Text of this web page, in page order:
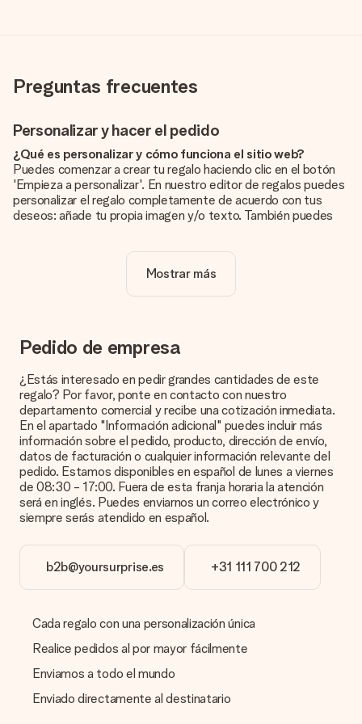
Preguntas frecuentes
Personalizar y hacer el pedido
¿Qué es personalizar y cómo funciona el sitio web?
Puedes comenzar a crear tu regalo haciendo clic en el botón
'Empieza a personalizar'. En nuestro editor de regalos puedes
personalizar el regalo completamente de acuerdo con tus
deseos: añade tu propia imagen y/o texto. También puedes
¿La personalización está incluida en el precio?
El precio que se muestra en el sitio web incluye la
¿Cómo puedo saber si mi imagen tiene la calidad
adecuada?
satisfecho con tu regalo. Por eso es importante utilizar fotos
de alta calidad. Si no estás seguro de la calidad de la imagen,
ponte en contacto con nuestro equipo de atención al cliente e
incluye la foto junto con el regalo que te interesa encargar.
Ellos podrán comprobar la calidad por ti.
¿Qué formatos puedo cargar?
Puedes carga archivos JPG y PNG en nuestro editor. ¿Es
esto demasiado técnico o tienes una imagen de un formato
diferente que te gustaría usar? Ponte en contacto con
encantados de ayudarte para que puedas crear el regalo que
deseas!
disponible?
¿Estás buscando un regalo específico o un regalo en un color
específico, pero no aparece en el sitio web? Ponte en
contacto con nuestro equipo de servicio al cliente; ¡Nos
encantará ayudarte!
¿Cómo agrego una tarjeta de regalo a mi obsequio? /
Mostrar más
Pedido de empresa
¿Estás interesado en pedir grandes cantidades de este
regalo? Por favor, ponte en contacto con nuestro
departamento comercial y recibe una cotización inmediata.
En el apartado "Información adicional" puedes incluir más
información sobre el pedido, producto, dirección de envío,
datos de facturación o cualquier información relevante del
pedido. Estamos disponibles en español de lunes a viernes
de 08:30 - 17:00. Fuera de esta franja horaria la atención
será en inglés. Puedes enviarnos un correo electrónico y
siempre serás atendido en español.
b2b@yoursurprise.es +31 111 700 212
Cada regalo con una personalización única
Realice pedidos al por mayor fácilmente
Enviamos a todo el mundo
Enviado directamente al destinatario